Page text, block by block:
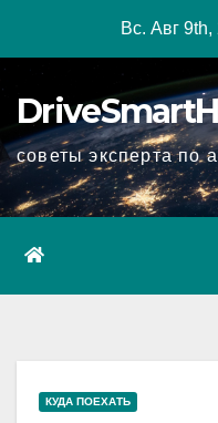
Вс. Авг 9th,
советы эксперта по
КУДА ПОЕХАТЬ